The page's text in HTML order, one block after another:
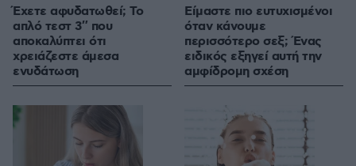
Έχετε αφυδατωθεί; Το
απλό τεστ 3″ που
αποκαλύπτει ότι
χρειάζεστε άμεσα
ενυδάτωση
Είμαστε πιο ευτυχισμένοι
όταν κάνουμε
περισσότερο σεξ; Ένας
ειδικός εξηγεί αυτή την
αμφίδρομη σχέση